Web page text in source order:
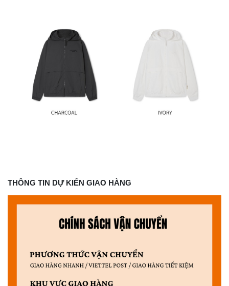
THÔNG TIN DỰ KIẾN GIAO HÀNG